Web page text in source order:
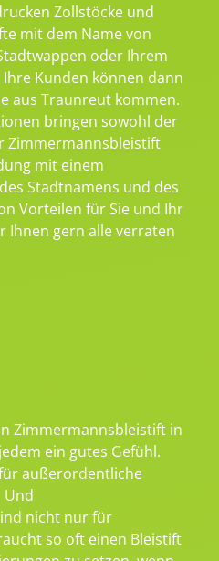
Zollstöcke und
mit dem Name von
oder Ihrem
Kunden können dann
aus Traunreut kommen.
bringen sowohl der
Zimmermannsbleistift
mit einem
Stadtnamens und des
Vorteilen für Sie und Ihr
Ihnen gern alle verraten
Zimmermannsbleistift in
ein gutes Gefühl.
außerordentliche
Und
nicht nur für
so oft einen Bleistift